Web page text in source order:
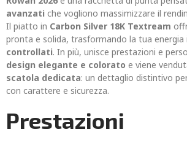
avanzati che vogliono massimizzare il
Il piatto in Carbon Silver 18K Textream
pronta e solida, trasformando la tua energia
controllati. In più, unisce prestazioni e
design elegante e colorato e viene
scatola dedicata: un dettaglio distintivo
con carattere e sicurezza.
Prestazioni